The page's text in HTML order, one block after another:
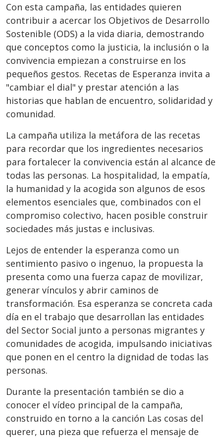
Con esta campaña, las entidades quieren
contribuir a acercar los Objetivos de Desarrollo
Sostenible (ODS) a la vida diaria, demostrando
que conceptos como la justicia, la inclusión o la
convivencia empiezan a construirse en los
pequeños gestos. Recetas de Esperanza invita a
"cambiar el dial" y prestar atención a las
historias que hablan de encuentro, solidaridad y
comunidad.
La campaña utiliza la metáfora de las recetas
para recordar que los ingredientes necesarios
para fortalecer la convivencia están al alcance de
todas las personas. La hospitalidad, la empatía,
la humanidad y la acogida son algunos de esos
elementos esenciales que, combinados con el
compromiso colectivo, hacen posible construir
sociedades más justas e inclusivas.
Lejos de entender la esperanza como un
sentimiento pasivo o ingenuo, la propuesta la
presenta como una fuerza capaz de movilizar,
generar vínculos y abrir caminos de
transformación. Esa esperanza se concreta cada
día en el trabajo que desarrollan las entidades
del Sector Social junto a personas migrantes y
comunidades de acogida, impulsando iniciativas
que ponen en el centro la dignidad de todas las
personas.
Durante la presentación también se dio a
conocer el vídeo principal de la campaña,
construido en torno a la canción Las cosas del
querer, una pieza que refuerza el mensaje de